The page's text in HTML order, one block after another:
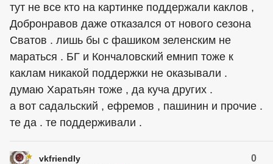
тут не все кто на картинке поддержали каклов ,
Добронравов даже отказался от нового сезона
Сватов . лишь бы с фашиком зеленским не
мараться . БГ и Кончаловский емнип тоже к
каклам никакой поддержки не оказывали .
думаю Харатьян тоже , да куча других .
а вот садальский , ефремов , пашинин и прочие .
те да . те поддерживали .
vkfriendly 0